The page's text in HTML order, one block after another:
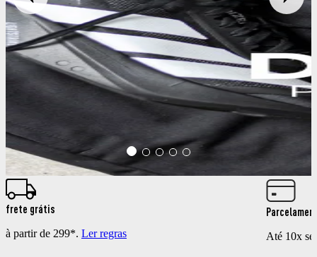
frete grátis
à partir de 299*. Ler regras Até 10x